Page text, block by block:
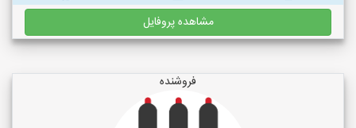
مشاهده پروفایل
فروشنده